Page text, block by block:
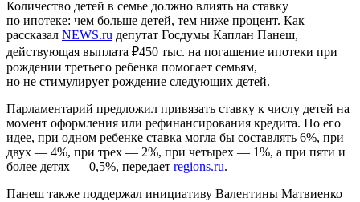
Количество детей в семье должно влиять на ставку
по ипотеке: чем больше детей, тем ниже процент. Как
рассказал NEWS.ru депутат Госдумы Каплан Панеш,
действующая выплата ₽450 тыс. на погашение ипотеки при
рождении третьего ребенка помогает семьям,
но не стимулирует рождение следующих детей.
Парламентарий предложил привязать ставку к числу детей на
момент оформления или рефинансирования кредита. По его
идее, при одном ребенке ставка могла бы составлять 6%, при
двух — 4%, при трех — 2%, при четырех — 1%, а при пяти и
более детях — 0,5%, передает regions.ru.
Панеш также поддержал инициативу Валентины Матвиенко